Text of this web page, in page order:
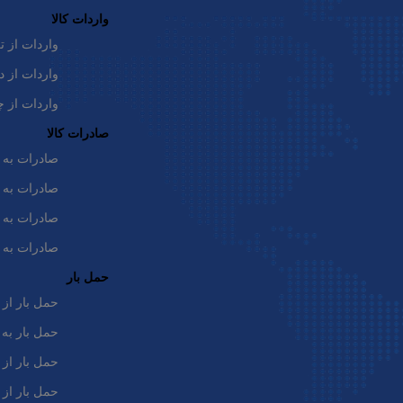
واردات کالا
واردات از
واردات از
واردات از
صادرات کالا
صادرات
صادرات به
صادرات
صادرات
حمل بار
حمل بار
حمل بار
حمل بار
حمل بار
باتوجه به این توضیحات به سراغ معرفی مراحل واردات
تأمین‌کننده قابل‌اعتماد، ستون اصلی این مسیر تجاری